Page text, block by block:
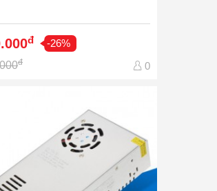
đ
-26%
đ 0